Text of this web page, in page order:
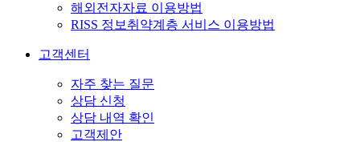
해외전자자료 이용방법
RISS 정보취약계층 서비스 이용방법
고객센터
자주 찾는 질문
상담 신청
상담 내역 확인
고객제안